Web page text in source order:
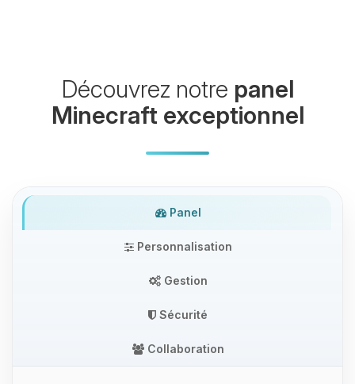
Découvrez notre panel
Minecraft exceptionnel
Panel
Personnalisation
Gestion
Sécurité
Collaboration